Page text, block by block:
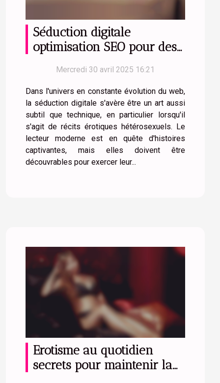
Séduction digitale
optimisation SEO pour des
hétérosexuels engageants
Mercredi 30 avril 2025 16:21
Dans l'univers en constante évolution du web,
la séduction digitale s'avère être un art aussi
subtil que technique, en particulier lorsqu'il
s'agit de récits érotiques hétérosexuels. Le
lecteur moderne est en quête d'histoires
captivantes, mais elles doivent être
découvrables pour exercer leur...
Erotisme au quotidien
secrets pour maintenir la